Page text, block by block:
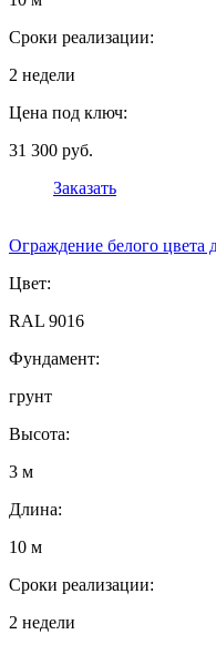
Сроки реализации:
2 недели
Цена под ключ:
31 300 руб.
Заказать
Ограждение белого цвета
Цвет:
RAL 9016
Фундамент:
грунт
Высота:
3 м
Длина:
10 м
Сроки реализации:
2 недели